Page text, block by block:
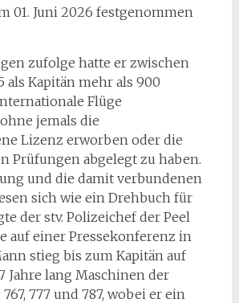
01. Juni 2026 festgenommen
zufolge hatte er zwischen
als Kapitän mehr als 900
Flüge
jemals die
Lizenz erworben oder die
Prüfungen abgelegt zu haben.
und die damit verbundenen
sich wie ein Drehbuch für
der stv. Polizeichef der Peel
auf einer Pressekonferenz in
stieg bis zum Kapitän auf
Jahre lang Maschinen der
777 und 787, wobei er ein